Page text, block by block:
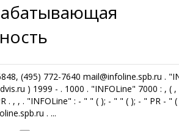
(495) 772-7640 mail@infoline.spb.ru .
) 1999 - . 1000 . "INFOLine" 7000 : , ( ,
. , , . "INFOLine" : - " " ( ); - " " ( ); - " PR - " (
. ...